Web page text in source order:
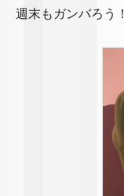
週末もガンバろう！